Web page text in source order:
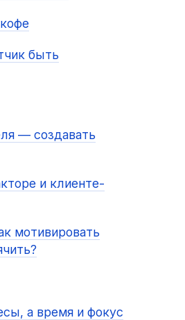
быть
— создавать
и клиенте-
мотивировать
а время и фокус